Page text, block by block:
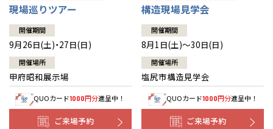
現場巡りツアー
開催期間
9月26日(土)・27日(日)
開催場所
甲府昭和展示場
QUOカード1000円分進呈中！
ご来場予約
構造現場見学会
開催期間
8月1日(土)～30日(日)
開催場所
塩尻市構造見学会
QUOカード1000円分進呈中！
ご来場予約